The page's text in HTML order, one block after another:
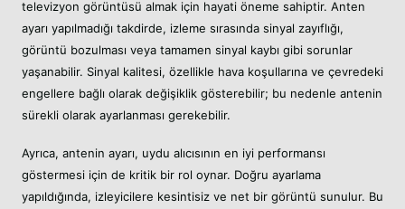
televizyon görüntüsü almak için hayati öneme sahiptir. Anten
ayarı yapılmadığı takdirde, izleme sırasında sinyal zayıflığı,
görüntü bozulması veya tamamen sinyal kaybı gibi sorunlar
yaşanabilir. Sinyal kalitesi, özellikle hava koşullarına ve çevredeki
engellere bağlı olarak değişiklik gösterebilir; bu nedenle antenin
sürekli olarak ayarlanması gerekebilir.
Ayrıca, antenin ayarı, uydu alıcısının en iyi performansı
göstermesi için de kritik bir rol oynar. Doğru ayarlama
yapıldığında, izleyicilere kesintisiz ve net bir görüntü sunulur. Bu